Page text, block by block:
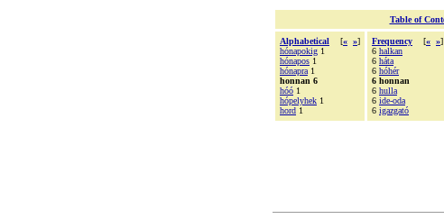
Table of
Alphabetical [« »]
hónapokig 1
hónapos 1
hónapra 1
honnan 6
hóó 1
hópelyhek 1
hord 1
Frequency [« »]
6 halkan
6 háta
6 hóhér
6 honnan
6 hulla
6 ide-oda
6 igazgató